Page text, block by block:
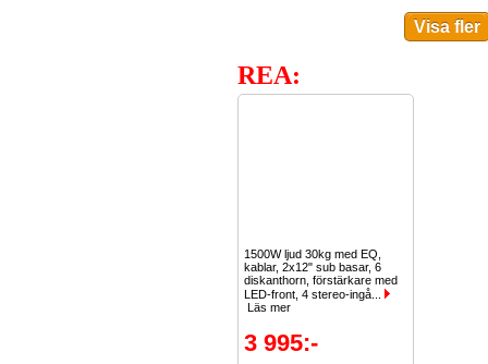
REA:
1500W ljud 30kg med EQ,
kablar, 2x12" sub basar, 6
diskanthorn, förstärkare med
LED-front, 4 stereo-ingå...
Läs mer
3 995:-